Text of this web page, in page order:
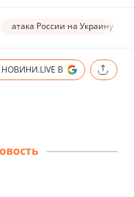
атака России на Украину
В